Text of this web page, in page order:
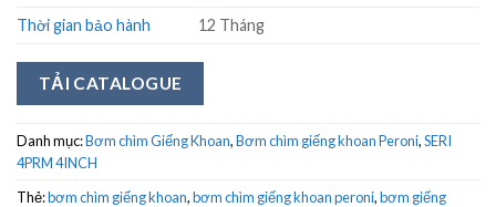
Thời gian bảo hành
12 Tháng
TẢI CATALOGUE
Danh mục:Bơm chìm Giếng Khoan,Bơm chìm giếng khoan Peroni,SERI
4PRM 4INCH
Thẻ:bơm chìm giếng khoan,bơm chìm giếng khoan peroni,bơm giếng